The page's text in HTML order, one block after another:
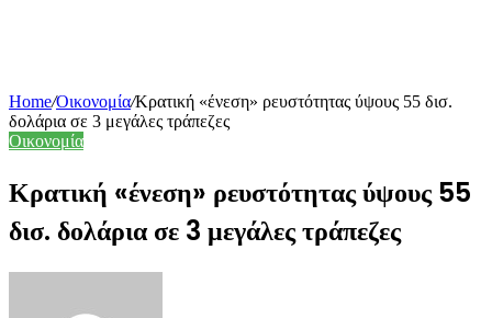
Home/Οικονομία/Κρατική «ένεση» ρευστότητας ύψους 55 δισ.
δολάρια σε 3 μεγάλες τράπεζες
Οικονομία
Κρατική «ένεση» ρευστότητας ύψους 55
δισ. δολάρια σε 3 μεγάλες τράπεζες